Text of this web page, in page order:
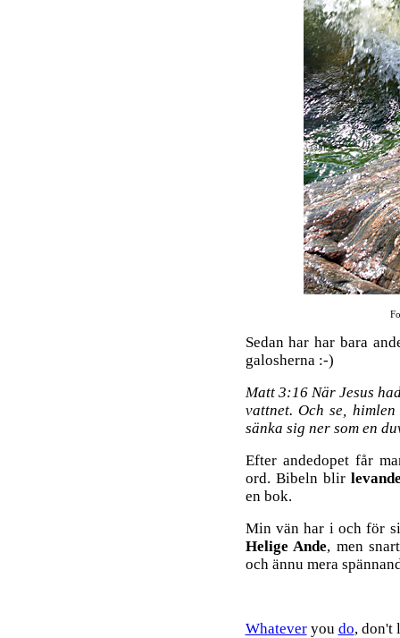
Sedan har har bara
galosherna :-)
Matt 3:16 När Jesus
vattnet. Och se,
sänka sig ner som en
Efter andedopet får
ord. Bibeln blir
en bok.
Min vän har i och för
Helige Ande, men
och ännu mera
Whateveryou do, don't